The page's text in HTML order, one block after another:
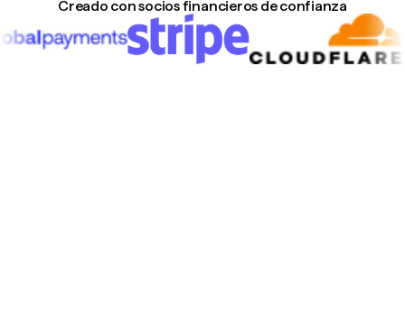
Creado con socios financieros de confianza